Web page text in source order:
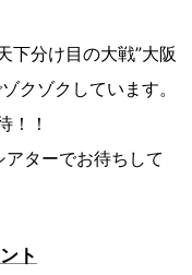
下分け目の大戦”大阪
クゾクしています。
！！
ターでお待ちして
ト